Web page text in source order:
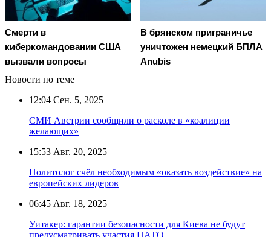
Смерти в
киберкомандовании США
вызвали вопросы
В брянском приграничье
уничтожен немецкий БПЛА
Anubis
Новости по теме
12:04 Сен. 5, 2025
СМИ Австрии сообщили о расколе в «коалиции
желающих»
15:53 Авг. 20, 2025
Политолог счёл необходимым «оказать воздействие» на
европейских лидеров
06:45 Авг. 18, 2025
Уитакер: гарантии безопасности для Киева не будут
предусматривать участия НАТО